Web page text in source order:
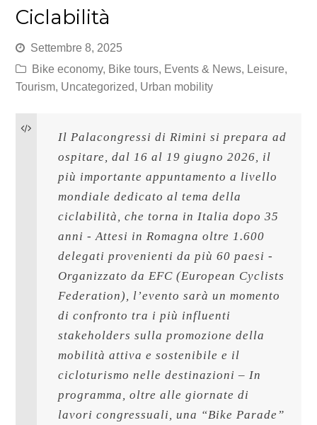
Ciclabilità
Settembre 8, 2025
Bike economy, Bike tours, Events & News, Leisure,
Tourism, Uncategorized, Urban mobility
Il Palacongressi di Rimini si prepara ad
ospitare, dal 16 al 19 giugno 2026, il
più importante appuntamento a livello
mondiale dedicato al tema della
ciclabilità, che torna in Italia dopo 35
anni - Attesi in Romagna oltre 1.600
delegati provenienti da più 60 paesi -
Organizzato da EFC (European Cyclists
Federation), l’evento sarà un momento
di confronto tra i più influenti
stakeholders sulla promozione della
mobilità attiva e sostenibile e il
cicloturismo nelle destinazioni – In
programma, oltre alle giornate di
lavori congressuali, una “Bike Parade”